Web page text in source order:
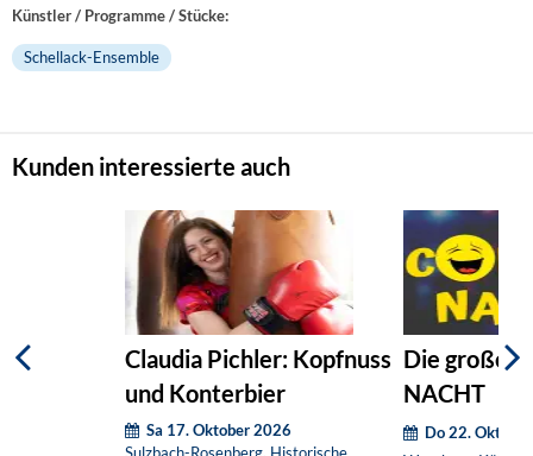
Künstler / Programme / Stücke:
Schellack-Ensemble
Kunden interessierte auch
Claudia Pichler: Kopfnuss
und Konterbier
Sa 17. Oktober 2026
Sulzbach-Rosenberg, Historische
Die große
NACHT
Do 22.